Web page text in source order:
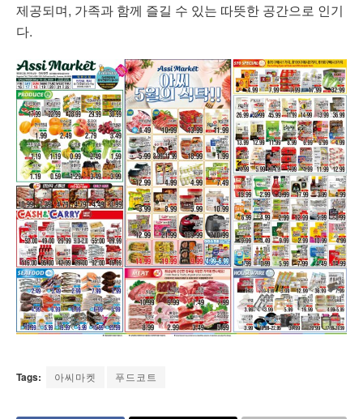
제공되며, 가족과 함께 즐길 수 있는 따뜻한 공간으로 인기
다.
Tags: 아씨마켓 푸드코트